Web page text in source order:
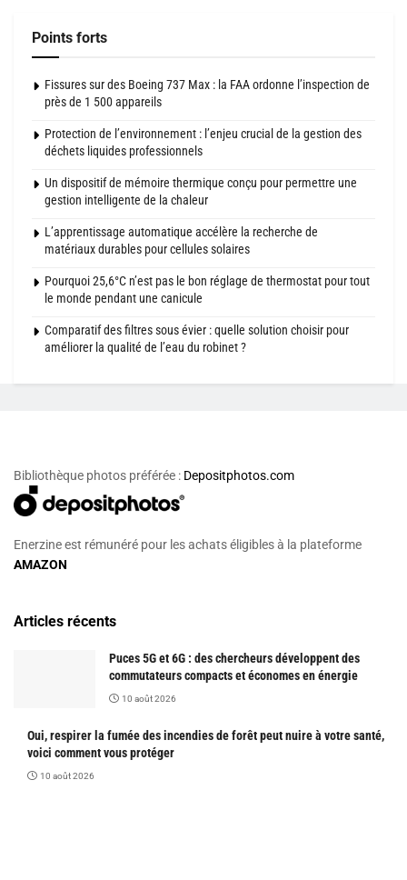
Points forts
Fissures sur des Boeing 737 Max : la FAA ordonne l’inspection de
près de 1 500 appareils
Protection de l’environnement : l’enjeu crucial de la gestion des
déchets liquides professionnels
Un dispositif de mémoire thermique conçu pour permettre une
gestion intelligente de la chaleur
L’apprentissage automatique accélère la recherche de
matériaux durables pour cellules solaires
Pourquoi 25,6°C n’est pas le bon réglage de thermostat pour tout
le monde pendant une canicule
Comparatif des filtres sous évier : quelle solution choisir pour
améliorer la qualité de l’eau du robinet ?
Bibliothèque photos préférée : Depositphotos.com
Enerzine est rémunéré pour les achats éligibles à la plateforme
AMAZON
Articles récents
Puces 5G et 6G : des chercheurs développent des
commutateurs compacts et économes en énergie
10 août 2026
Oui, respirer la fumée des incendies de forêt peut nuire à votre santé,
voici comment vous protéger
10 août 2026